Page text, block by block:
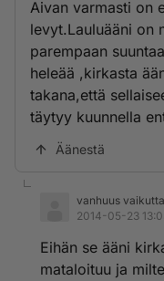
Aivan varmasti on
levyt.Lauluääni on
parempaan
heleää ,kirkasta
takana,että
täytyy kuunnella
Äänestä
vanhuus
2014-05-23
Eihän se ääni
mataloituu ja